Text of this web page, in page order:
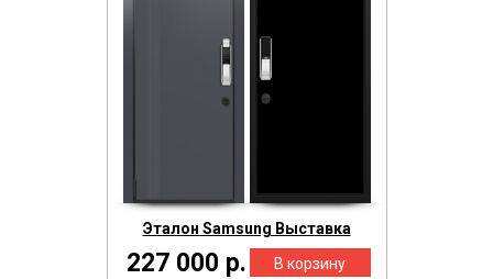
Эталон Samsung Выставка
227 000 р.